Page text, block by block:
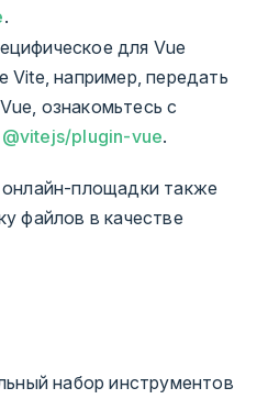
.
для Vue
Vite, например, передать
ознакомьтесь с
@vitejs/plugin-vue.
площадки также
файлов в качестве
набор инструментов